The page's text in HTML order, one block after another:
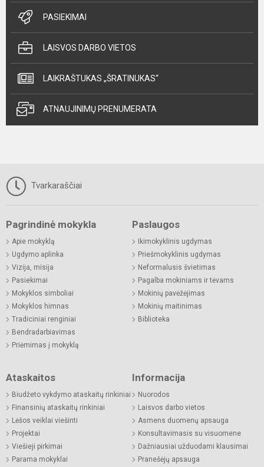
PASIEKIMAI
LAISVOS DARBO VIETOS
LAIKRAŠTUKAS „ŠRATINUKAS“
ATNAUJINIMŲ PRENUMERATA
Tvarkaraščiai
Pagrindinė mokykla
Apie mokyklą
Ugdymo aplinka
Vizija, misija
Pasiekimai
Mokyklos simboliai
Mokyklos himnas
Tradiciniai renginiai
Bendradarbiavimas
Priėmimas į mokyklą
Paslaugos
Ikimokyklinis ugdymas
Priešmokyklinis ugdymas
Neformalusis švietimas
Pagalba mokiniams ir tėvams
Mokinių pavėžėjimas
Mokinių maitinimas
Biblioteka
Ataskaitos
Biudžeto vykdymo ataskaitų rinkiniai
Finansinių ataskaitų rinkiniai
Lėšos veiklai viešinti
Projektai
Viešieji pirkimai
Parama mokyklai
Informacija
Nuorodos
Laisvos darbo vietos
Asmens duomenų apsauga
Konsultavimasis su visuomene
Dažniausiai užduodami klausimai
Pranešėjų apsauga